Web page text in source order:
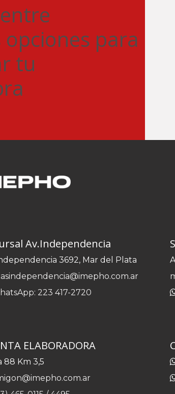
opciones para
tu
ELABORADORA
88 Km 3,5
Av.Independencia
3692, Mar del Plata
223 417-2720